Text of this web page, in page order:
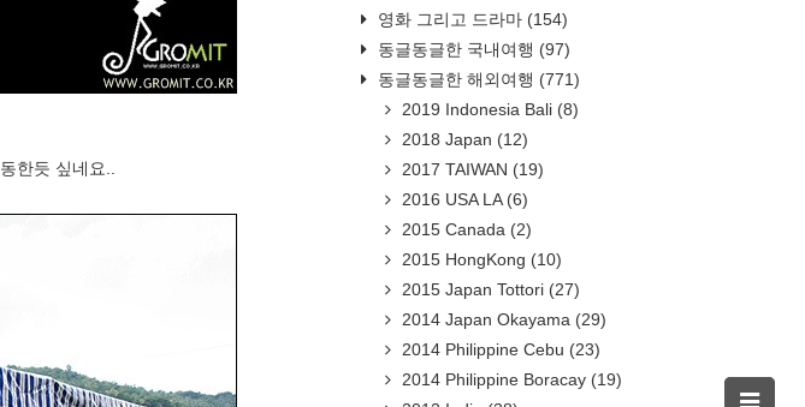
한듯 싶네요..
영화 그리고 드라마 (154)
동글동글한 국내여행 (97)
동글동글한 해외여행 (771)
2019 Indonesia Bali (8)
2018 Japan (12)
2017 TAIWAN (19)
2016 USA LA (6)
2015 Canada (2)
2015 HongKong (10)
2015 Japan Tottori (27)
2014 Japan Okayama (29)
2014 Philippine Cebu (23)
2014 Philippine Boracay (19)